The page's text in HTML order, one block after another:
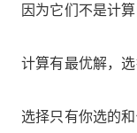
因为它们不是计
计算有最优解，选
选择只有你选的